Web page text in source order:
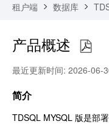
租户端 数据库
产品概述
最近更新时间: 2026-06-
简介
TDSQL MYSQL 版是部